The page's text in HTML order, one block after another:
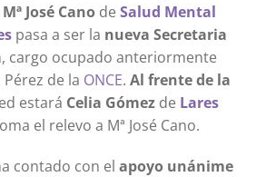
Mª José Cano de Salud Mental
pasa a ser la nueva Secretaria
, cargo ocupado anteriormente
de la ONCE. Al frente de la
estará Celia Gómezde Lares
el relevo a Mª José Cano.
contado con el apoyo unánime